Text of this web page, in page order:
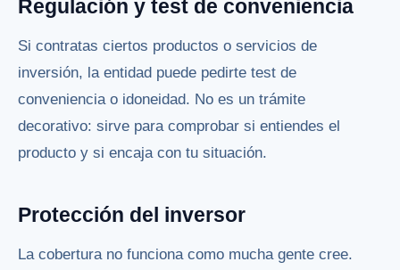
Regulación y test de conveniencia
Si contratas ciertos productos o servicios de
inversión, la entidad puede pedirte test de
conveniencia o idoneidad. No es un trámite
decorativo: sirve para comprobar si entiendes el
producto y si encaja con tu situación.
Protección del inversor
La cobertura no funciona como mucha gente cree.